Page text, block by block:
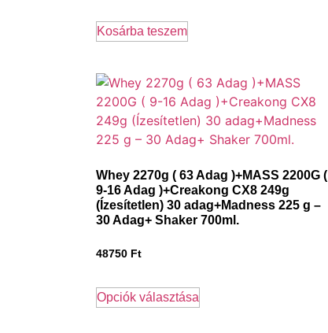
Kosárba teszem
Whey 2270g ( 63 Adag )+MASS 2200G (
9-16 Adag )+Creakong CX8 249g
(Ízesítetlen) 30 adag+Madness 225 g –
30 Adag+ Shaker 700ml.
48750 Ft
Opciók választása